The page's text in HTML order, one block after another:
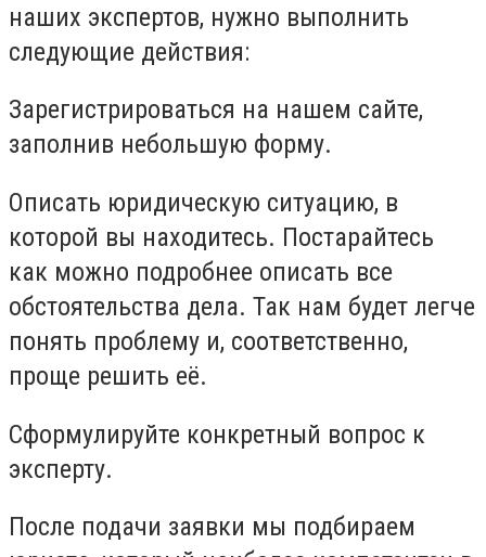
наших экспертов, нужно выполнить
следующие действия:
Зарегистрироваться на нашем сайте,
заполнив небольшую форму.
Описать юридическую ситуацию, в
которой вы находитесь. Постарайтесь
как можно подробнее описать все
обстоятельства дела. Так нам будет легче
понять проблему и, соответственно,
проще решить её.
Сформулируйте конкретный вопрос к
эксперту.
После подачи заявки мы подбираем